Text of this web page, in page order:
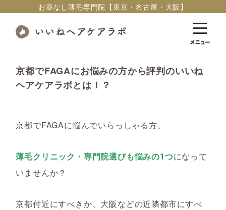
お薬なし薄毛専門院【東京・名古屋・大阪】
京都でFAGAにお悩みの方から評判のいいね
ヘアケアラボとは！？
京都でFAGAに悩んでいらっしゃる方、
薄毛クリニック・専門院選びも悩みの1つになって
いませんか？
京都付近にすべきか、大阪などの近隣都市にすべ